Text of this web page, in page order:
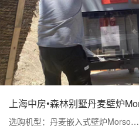
上海中房•森林别墅丹麦壁炉
选购机型：丹麦嵌入式壁炉Morso…